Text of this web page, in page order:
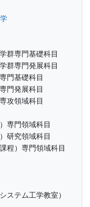
群専門基礎科目
群専門発展科目
門基礎科目
門発展科目
攻領域科目
専門領域科目
研究領域科目
程）専門領域科目
ステム工学教室）